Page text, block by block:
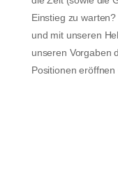
Einstieg zu
und mit unseren
unseren Vorgaben
Positionen eröffnen